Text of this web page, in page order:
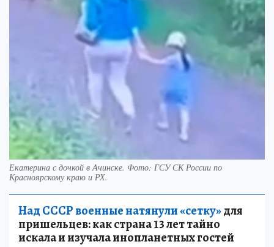
Екатерина с дочкой в Ачинске. Фото: ГСУ СК России по
Красноярскому краю и РХ.
Над СССР военные натянули «сетку»для
пришельцев: как страна 13 лет тайно
искала и изучала инопланетных гостей